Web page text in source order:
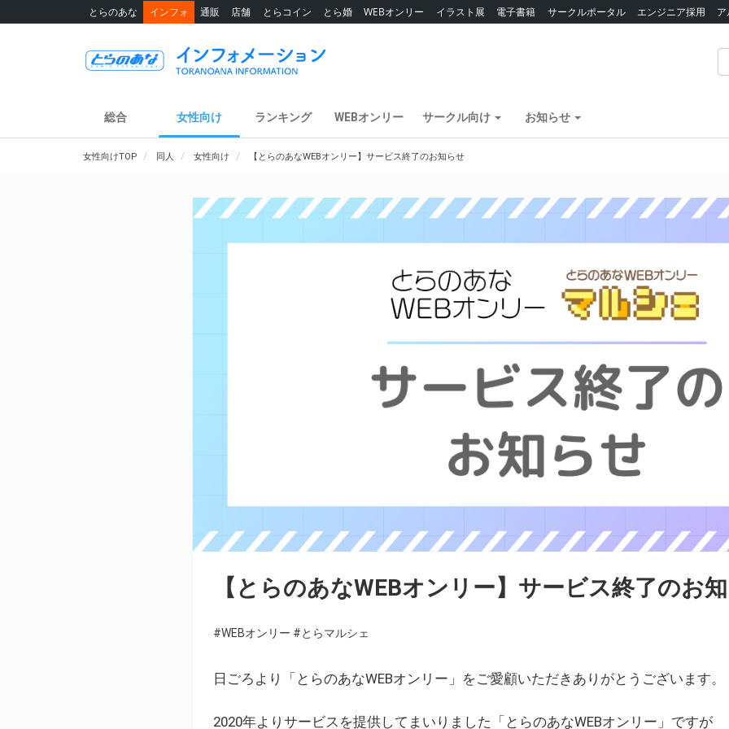
とらのあな インフォ 通販 店舗 とらコイン とら婚 WEBオンリー イラスト展 電子書籍 サークルポータル エンジニア採用
総合 女性向け ランキング WEBオンリー サークル向け お知らせ
女性向けTOP 同人 女性向け 【とらのあなWEBオンリー】サービス終了のお知らせ
【とらのあなWEBオンリー】サービス終了のお
#WEBオンリー #とらマルシェ
日ごろより「とらのあなWEBオンリー」をご愛顧いただきありがとうございます。
2020年よりサービスを提供してまいりました「とらのあなWEBオンリー」ですが